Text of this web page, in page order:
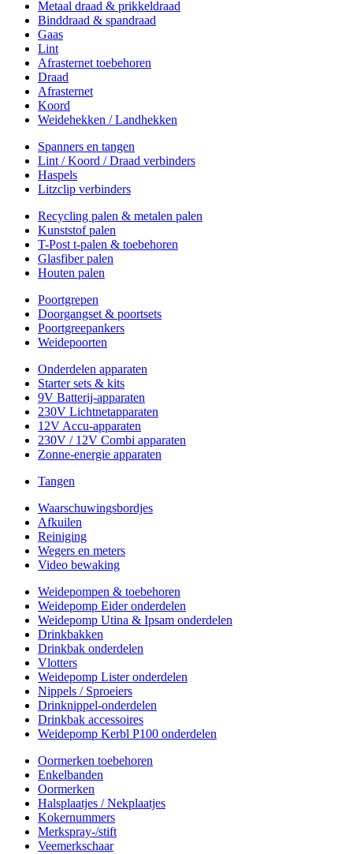
Metaal draad & prikkeldraad
Binddraad & spandraad
Gaas
Lint
Afrasternet toebehoren
Draad
Afrasternet
Koord
Weidehekken / Landhekken
Spanners en tangen
Lint / Koord / Draad verbinders
Haspels
Litzclip verbinders
Recycling palen & metalen palen
Kunststof palen
T-Post t-palen & toebehoren
Glasfiber palen
Houten palen
Poortgrepen
Doorgangset & poortsets
Poortgreepankers
Weidepoorten
Onderdelen apparaten
Starter sets & kits
9V Batterij-apparaten
230V Lichtnetapparaten
12V Accu-apparaten
230V / 12V Combi apparaten
Zonne-energie apparaten
Tangen
Waarschuwingsbordjes
Afkuilen
Reiniging
Wegers en meters
Video bewaking
Weidepompen & toebehoren
Weidepomp Eider onderdelen
Weidepomp Utina & Ipsam onderdelen
Drinkbakken
Drinkbak onderdelen
Vlotters
Weidepomp Lister onderdelen
Nippels / Sproeiers
Drinknippel-onderdelen
Drinkbak accessoires
Weidepomp Kerbl P100 onderdelen
Oormerken toebehoren
Enkelbanden
Oormerken
Halsplaatjes / Nekplaatjes
Kokernummers
Merkspray-/stift
Veemerkschaar